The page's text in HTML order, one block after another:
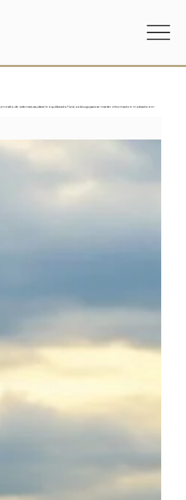
estilo de vida mais saudável e equilibrado? Leia os blogs para se manter informado e motivado em